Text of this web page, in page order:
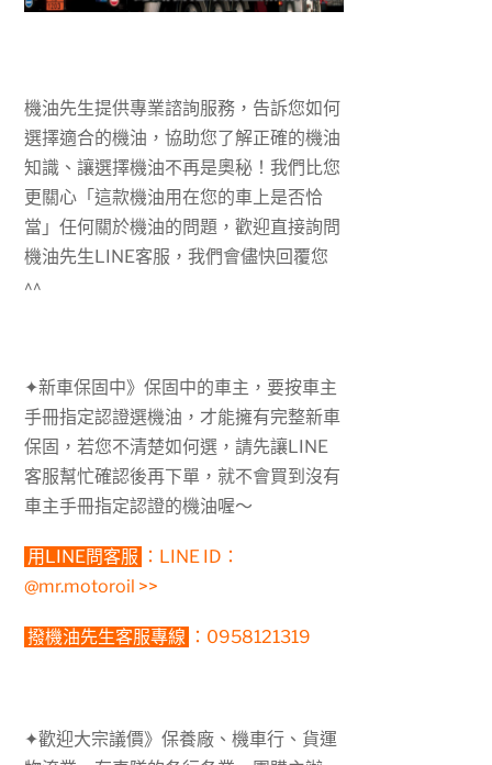
機油先生提供專業諮詢服務，告訴您如何
選擇適合的機油，協助您了解正確的機油
知識、讓選擇機油不再是奧秘！我們 比您
更關心「這款機油用在您的車上是否恰
當」任何關於機油的問題，歡迎直接詢問
機油先生LINE客服 ，我們會儘快回覆您
^^
✦新車保固中》保固中的車主，要按車主
手冊指定認證選機油，才能擁有完整新車
保固，若您不清楚如何選，請先讓LINE
客服幫忙確認後再下單，就不會買到沒有
車主手冊指定認證的機油喔～
用LINE問客服 ：LINE ID：
@mr.motoroil >>
撥機油先生客服專線 ：0958121319
✦歡迎大宗議價》保養廠、機車行、貨運